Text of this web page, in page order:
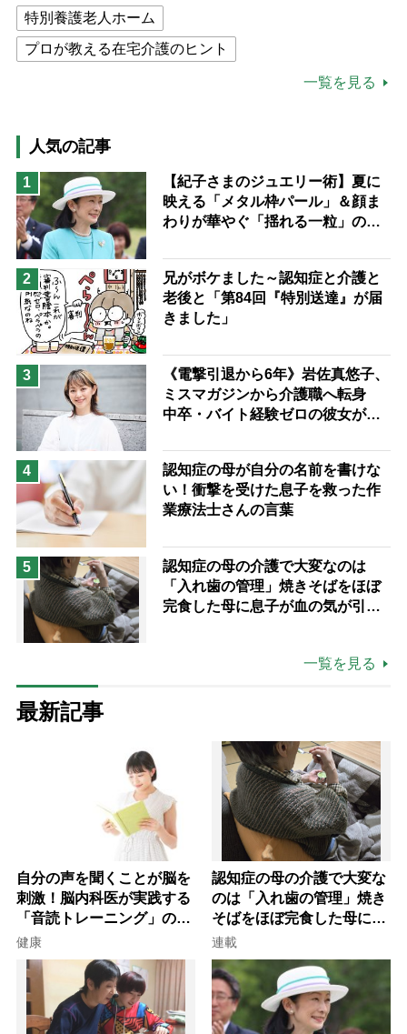
特別養護老人ホーム
プロが教える在宅介護のヒント
猫が母になつきません
息子の遠距離介護サバイバル術
兄がボケました
便利なサービス
予防法
一覧を見る
人気の記事
1
【紀子さまのジュエリー術】夏に
映える「メタル枠パール」＆顔ま
わりが華やぐ「揺れる一粒」の使
2
兄がボケました～認知症と介護と
老後と「第84回『特別送達』が届
きました」
3
《電撃引退から6年》岩佐真悠子、
ミスマガジンから介護職へ転身
中卒・バイト経験ゼロの彼女が見
ながら自分らしくいられる」
4
認知症の母が自分の名前を書けな
い！衝撃を受けた息子を救った作
業療法士さんの言葉
5
認知症の母の介護で大変なのは
「入れ歯の管理」焼きそばをほぼ
完食した母に息子が血の気が引い
一覧を見る
最新記事
自分の声を聞くことが脳を
刺激！脳内科医が実践する
「音読トレーニング」の極
意
健康
認知症の母の介護で大変な
のは「入れ歯の管理」焼き
そばをほぼ完食した母に息
子が血の気が引いた理由
連載